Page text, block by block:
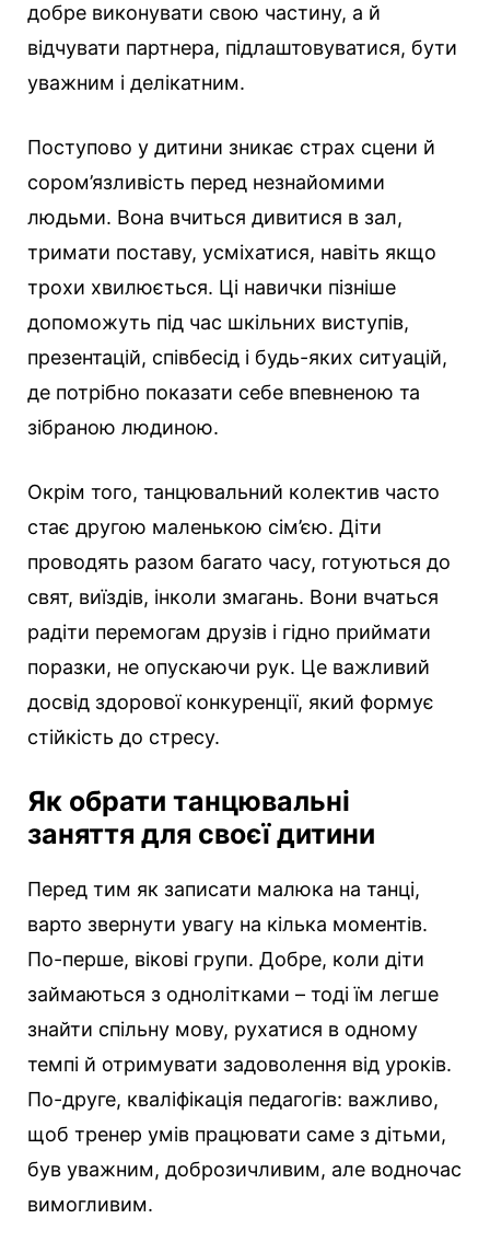
добре виконувати свою частину, а й
відчувати партнера, підлаштовуватися, бути
уважним і делікатним.
Поступово у дитини зникає страх сцени й
сором’язливість перед незнайомими
людьми. Вона вчиться дивитися в зал,
тримати поставу, усміхатися, навіть якщо
трохи хвилюється. Ці навички пізніше
допоможуть під час шкільних виступів,
презентацій, співбесід і будь-яких ситуацій,
де потрібно показати себе впевненою та
зібраною людиною.
Окрім того, танцювальний колектив часто
стає другою маленькою сім’єю. Діти
проводять разом багато часу, готуються до
свят, виїздів, інколи змагань. Вони вчаться
радіти перемогам друзів і гідно приймати
поразки, не опускаючи рук. Це важливий
досвід здорової конкуренції, який формує
стійкість до стресу.
Як обрати танцювальні
заняття для своєї дитини
Перед тим як записати малюка на танці,
варто звернути увагу на кілька моментів.
По-перше, вікові групи. Добре, коли діти
займаються з однолітками – тоді їм легше
знайти спільну мову, рухатися в одному
темпі й отримувати задоволення від уроків.
По-друге, кваліфікація педагогів: важливо,
щоб тренер умів працювати саме з дітьми,
був уважним, доброзичливим, але водночас
вимогливим.